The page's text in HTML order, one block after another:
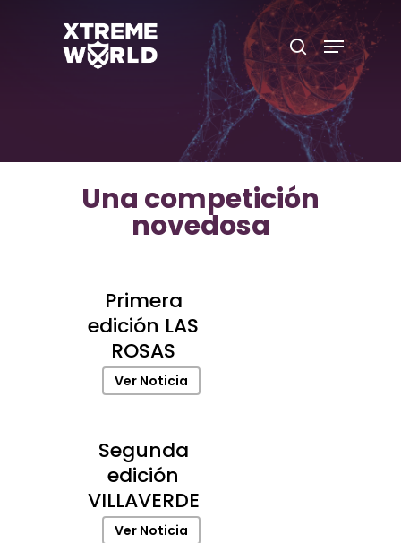
search
Menu
Una competición
novedosa
Primera
edición LAS
ROSAS
Ver Noticia
Segunda
edición
VILLAVERDE
Ver Noticia
Close
Menu